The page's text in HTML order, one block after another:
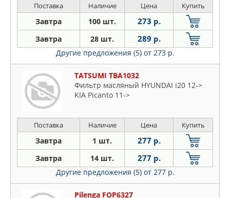
Поставка Наличие Цена Купить
Завтра 100 шт. 273 р.
Завтра 28 шт. 289 р.
Другие предложения (5) от 273 р.
TATSUMI TBA1032
Фильтр масляный HYUNDAI i20 12->
KIA Picanto 11->
Поставка Наличие Цена Купить
Завтра 1 шт. 277 р.
Завтра 14 шт. 277 р.
Другие предложения (5) от 277 р.
Pilenga FOP6327